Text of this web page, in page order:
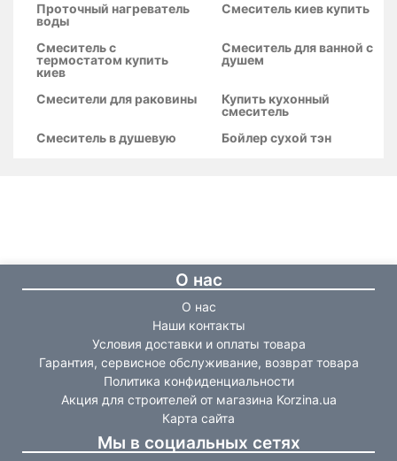
Проточный нагреватель
воды
Смеситель киев купить
Смеситель с
термостатом купить
киев
Смеситель для ванной с
душем
Смесители для раковины
Купить кухонный
смеситель
Смеситель в душевую
Бойлер сухой тэн
О нас
О нас
Наши контакты
Условия доставки и оплаты товара
Гарантия, сервисное обслуживание, возврат товара
Политика конфиденциальности
Акция для строителей от магазина Korzina.ua
Карта сайта
Мы в социальных сетях